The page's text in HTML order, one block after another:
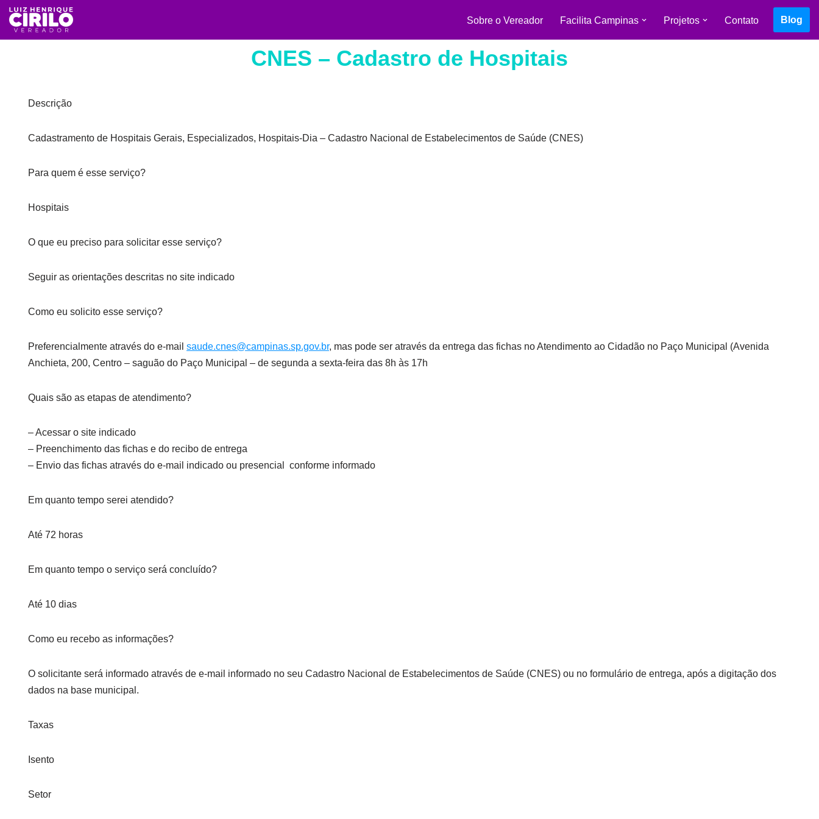
Avançar
Sobre o Vereador Facilita Campinas Projetos Contato Blog
CNES – Cadastro de Hospitais
Descrição
Cadastramento de Hospitais Gerais, Especializados, Hospitais-Dia – Cadastro Nacional de Estabelecimentos de Saúde (CNES)
Para quem é esse serviço?
Hospitais
O que eu preciso para solicitar esse serviço?
Seguir as orientações descritas no site indicado
Como eu solicito esse serviço?
Preferencialmente através do e-mail saude.cnes@campinas.sp.gov.br, mas pode ser através da entrega das fichas no Atendimento ao Cidadão no Paço Municipal (Avenida
Anchieta, 200, Centro – saguão do Paço Municipal – de segunda a sexta-feira das 8h às 17h
Quais são as etapas de atendimento?
– Acessar o site indicado
– Preenchimento das fichas e do recibo de entrega
– Envio das fichas através do e-mail indicado ou presencial conforme informado
Em quanto tempo serei atendido?
Até 72 horas
Em quanto tempo o serviço será concluído?
Até 10 dias
Como eu recebo as informações?
O solicitante será informado através de e-mail informado no seu Cadastro Nacional de Estabelecimentos de Saúde (CNES) ou no formulário de entrega, após a digitação dos
dados na base municipal.
Taxas
Isento
Setor